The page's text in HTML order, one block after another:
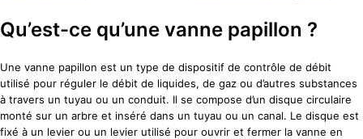
Qu’est-ce qu’une vanne papillon ?
Une vanne papillon est un type de dispositif de contrôle de débit
utilisé pour réguler le débit de liquides, de gaz ou d’autres substances
à travers un tuyau ou un conduit. Il se compose d’un disque circulaire
monté sur un arbre et inséré dans un tuyau ou un canal. Le disque est
fixé à un levier ou un levier utilisé pour ouvrir et fermer la vanne en